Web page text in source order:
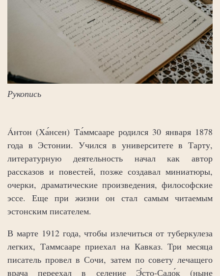
Рукопись
Áнтон (Ха́нсен) Та́ммсааре родился 30 января 1878
года в Эстонии. Учился в университете в Тарту,
литературную деятельность начал как автор
рассказов и повестей, позже создавал миниатюры,
очерки, драматические произведения, философские
эссе. Еще при жизни он стал самым читаемым
эстонским писателем.
В марте 1912 года, чтобы излечиться от туберкулеза
легких, Таммсааре приехал на Кавказ. Три месяца
писатель провел в Сочи, затем по совету лечащего
врача переехал в селение Э́сто-Садо́к (ныне